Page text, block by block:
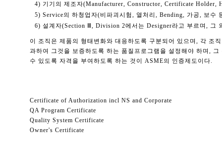
4) 기기의 제조자(Manufacturer, Constructor, Certificate
5) Service의 하청업자(비파괴시험, 열처리, Bending, 가공, 보수
6) 설계자(Section Ⅲ, Division 2에서는 Designer라고 부르며, 그
이 조직은 제품의 형태변화와 대응하도록 구분되어 있으며, 각 조
과하여 그것을 보증하도록 하는 품질프로그램을 설정해야 하며,
수 있도록 자격을 부여하도록 하는 것이 ASME의 인증제도이다.
Certificate of Authorization incl NS and Corporate
QA Program Certificate
Quality System Certificate
Owner's Certificate